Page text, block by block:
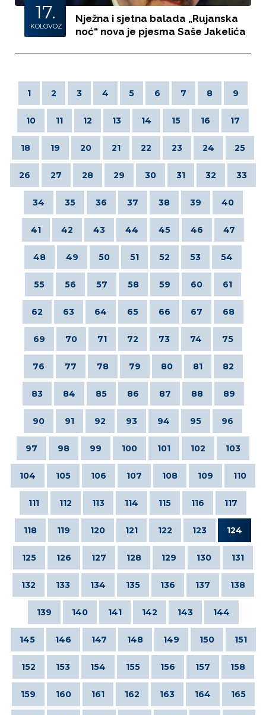
17.
KOLOVOZ
Nježna i sjetna balada „Rujanska
noć“ nova je pjesma Saše Jakelića
1 2 3 4 5 6 7 8 9
10 11 12 13 14 15 16 17
18 19 20 21 22 23 24 25
26 27 28 29 30 31 32 33
34 35 36 37 38 39 40
41 42 43 44 45 46 47
48 49 50 51 52 53 54
55 56 57 58 59 60 61
62 63 64 65 66 67 68
69 70 71 72 73 74 75
76 77 78 79 80 81 82
83 84 85 86 87 88 89
90 91 92 93 94 95 96
97 98 99 100 101 102 103
104 105 106 107 108 109 110
111 112 113 114 115 116 117
118 119 120 121 122 123 124
125 126 127 128 129 130 131
132 133 134 135 136 137 138
139 140 141 142 143 144
145 146 147 148 149 150 151
152 153 154 155 156 157 158
159 160 161 162 163 164 165